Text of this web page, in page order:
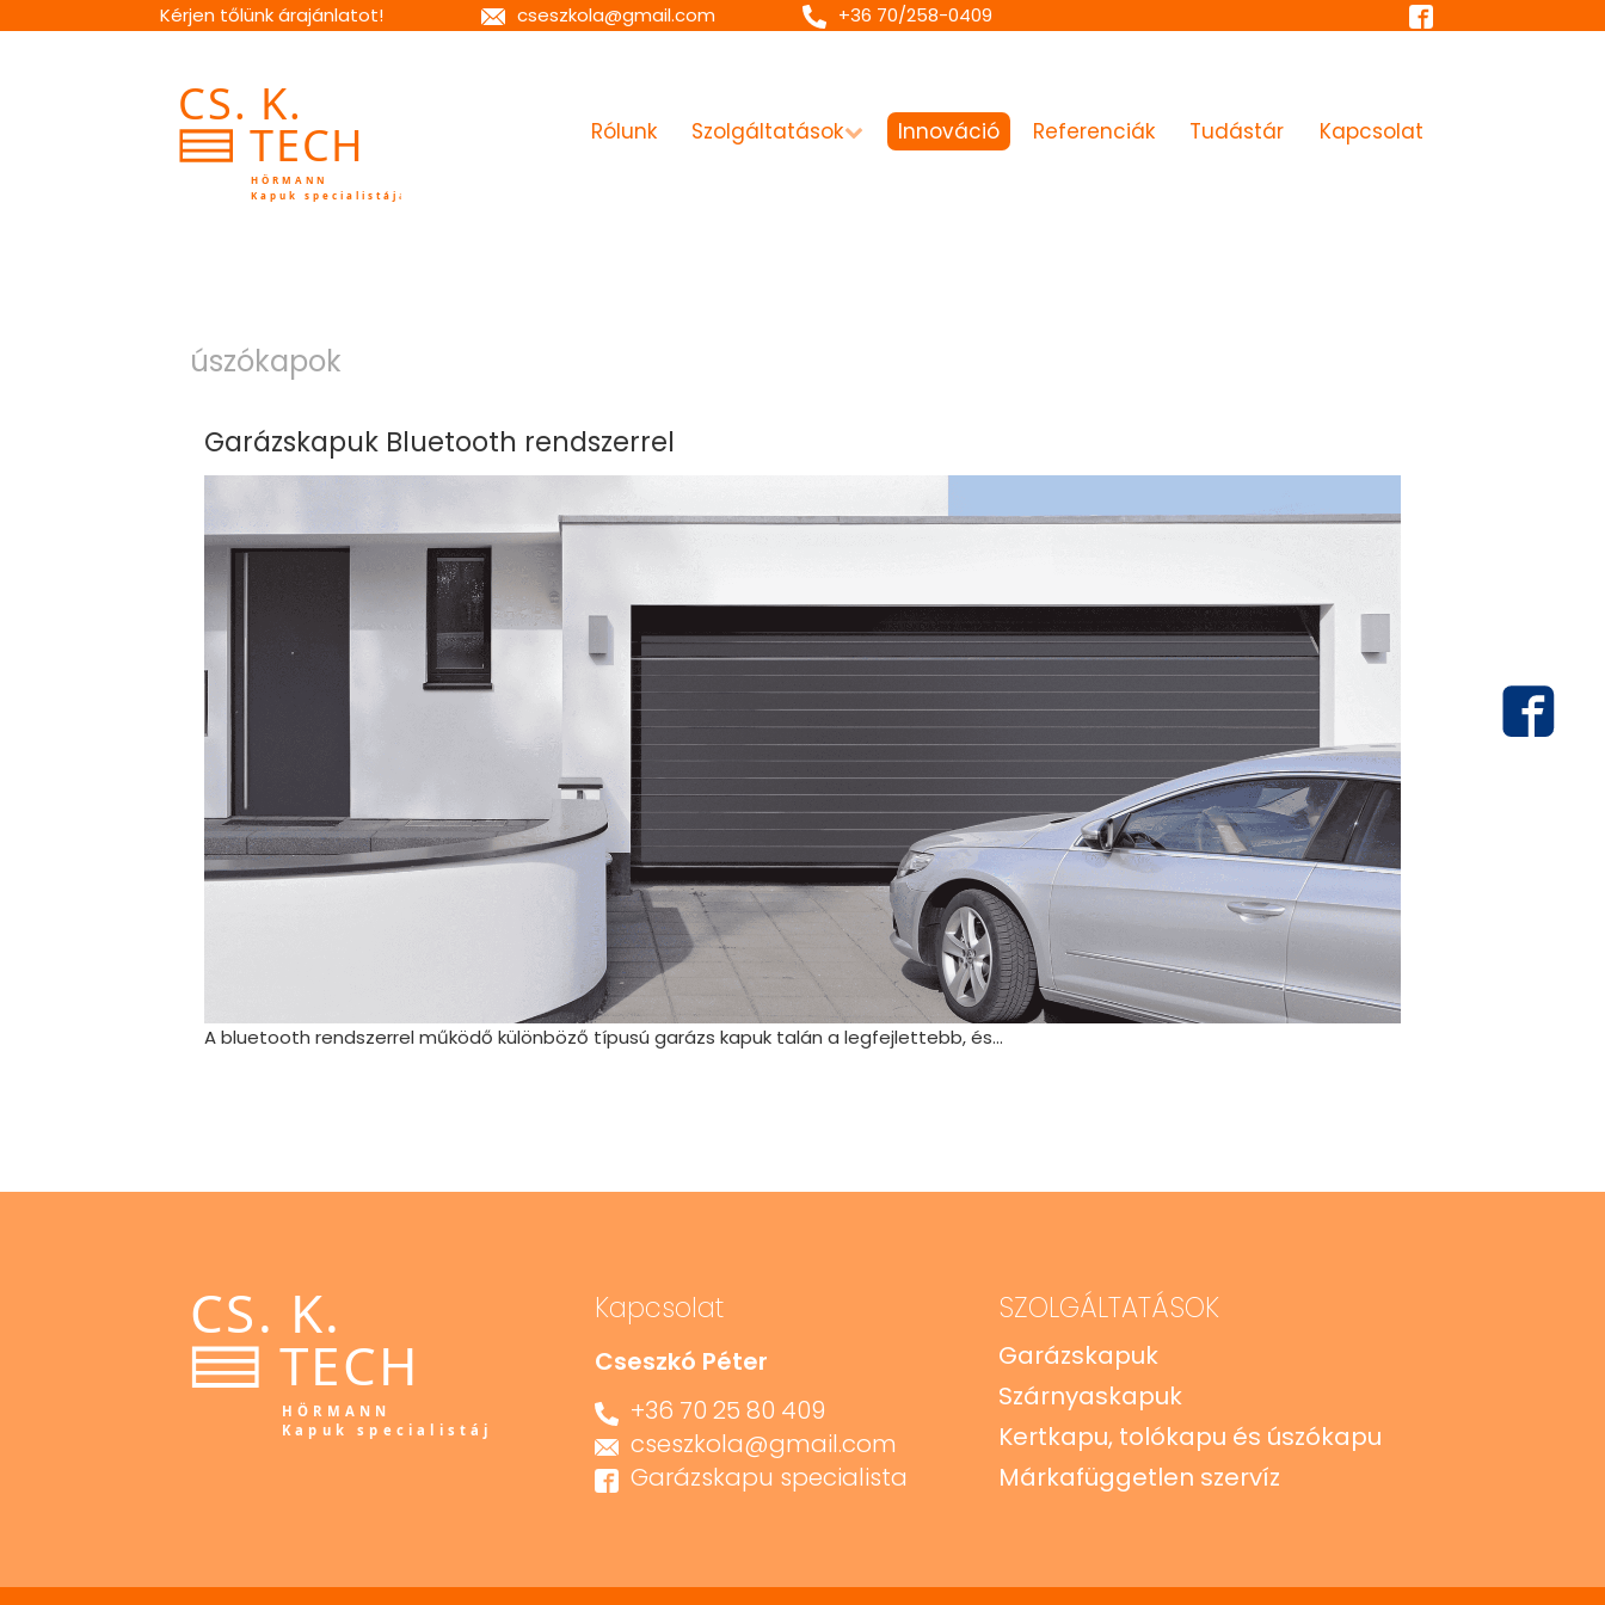
Kérjen tőlünk árajánlatot! cseszkola@gmail.com +36 70/258-0409
Rólunk Szolgáltatások Innováció Referenciák Tudástár Kapcsolat
úszókapok
Garázskapuk Bluetooth rendszerrel
A bluetooth rendszerrel működő különböző típusú garázs kapuk talán a legfejlettebb, és...
Kapcsolat
Cseszkó Péter
+36 70 25 80 409
cseszkola@gmail.com
Garázskapu specialista
SZOLGÁLTATÁSOK
Garázskapuk
Szárnyaskapuk
Kertkapu, tolókapu és úszókapu
Márkafüggetlen szervíz